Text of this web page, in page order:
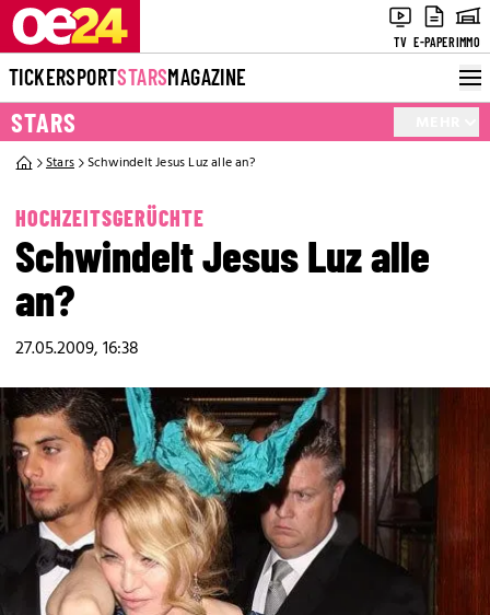
TV E-PAPERIMMO
TICKERSPORTSTARSMAGAZINE
STARS
Stars Schwindelt Jesus Luz alle an?
HOCHZEITSGERÜCHTE
Schwindelt Jesus Luz alle
an?
27.05.2009, 16:38